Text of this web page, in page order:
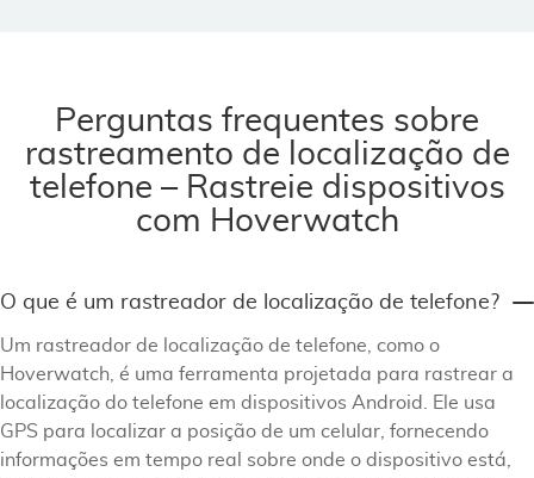
Perguntas frequentes sobre
rastreamento de localização de
telefone – Rastreie dispositivos
com Hoverwatch
O que é um rastreador de localização de telefone?
Um rastreador de localização de telefone, como o
Hoverwatch, é uma ferramenta projetada para rastrear a
localização do telefone em dispositivos Android. Ele usa
GPS para localizar a posição de um celular, fornecendo
informações em tempo real sobre onde o dispositivo está,